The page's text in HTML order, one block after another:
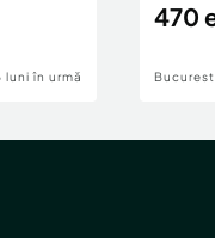
luni în urmă
470